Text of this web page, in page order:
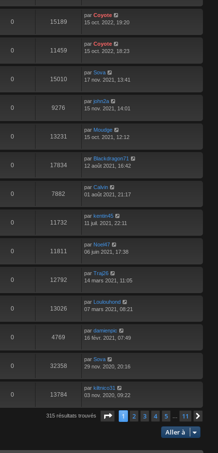
0 15189
par Coyote
15 oct. 2022, 19:20
0 11459
par Coyote
15 oct. 2022, 18:23
0 15010
par Sova
17 nov. 2021, 13:41
0 9276
par john2a
15 nov. 2021, 14:01
0 13231
par Moudge
15 oct. 2021, 12:12
0 17834
par Blackdragon71
12 août 2021, 16:42
0 7882
par Calvin
01 août 2021, 21:17
0 11732
par kentin45
11 juil. 2021, 22:11
0 11811
par Noel47
06 juin 2021, 17:38
0 12792
par Traj26
14 mars 2021, 11:05
0 13026
par Loulouhond
07 mars 2021, 08:21
0 4769
par damienpic
16 févr. 2021, 07:49
0 32358
par Sova
29 nov. 2020, 20:16
0 13784
par kiltnico31
03 nov. 2020, 09:22
315 résultats trouvés Page sur11
1 2 3 4 5 … 11
Aller à